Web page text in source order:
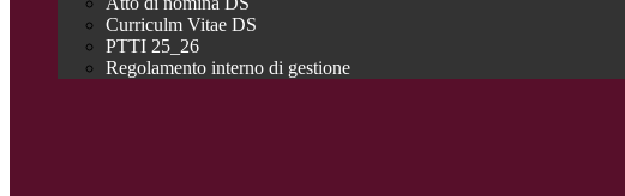
Curriculm Vitae DS
PTTI 25_26
Regolamento interno di gestione